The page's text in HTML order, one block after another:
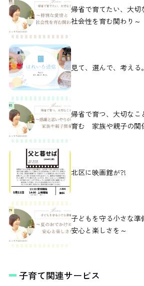
帰省で育てたい、大切
社会性を育む関わり～
見て、選んで、考える。
帰省で育つ、大切な
育む 家族や親子の関
北区に映画館が?!
子どもを守る小さな
安心と楽しさを～
子育て関連サービス